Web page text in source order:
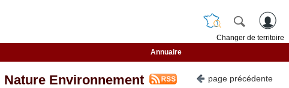
Changer de territoire
Annuaire
Nature Environnement page précédente